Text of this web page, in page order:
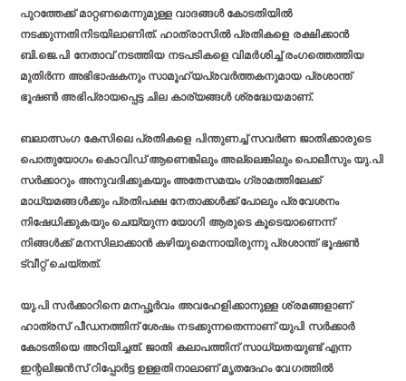
പുറത്തേക്ക് മാറ്റണമെന്നുമുള്ള വാദങ്ങള്‍ കോടതിയില്‍
നടക്കുന്നതിനിടയിലാണിത്. ഹാത്രാസില്‍ പ്രതികളെ രക്ഷിക്കാന്‍
ബി.ജെ.പി നേതാവ് നടത്തിയ നടപടികളെ വിമര്‍ശിച്ച് രംഗത്തെത്തിയ
മുതിര്‍ന്ന അഭിഭാഷകനും സാമൂഹ്യപ്രവര്‍ത്തകനുമായ പ്രശാന്ത്
ഭൂഷണ്‍ അഭിപ്രായപ്പെട്ട ചില കാര്യങ്ങള്‍ ശ്രദ്ധേയമാണ്.
ബലാത്സംഗ കേസിലെ പ്രതികളെ പിന്തുണച്ച് സവര്‍ണ ജാതിക്കാരുടെ
പൊതുയോഗം കൊവിഡ് ആണെങ്കിലും അല്ലെങ്കിലും പൊലീസും യു.പി
സര്‍ക്കാറും അനുവദിക്കുകയും അതേസമയം ഗ്രാമത്തിലേക്ക്
മാധ്യമങ്ങള്‍ക്കും പ്രതിപക്ഷ നേതാക്കള്‍ക്ക് പോലും പ്രവേശനം
നിഷേധിക്കുകയും ചെയ്യുന്ന യോഗി ആരുടെ കൂടെയാണെന്ന്
നിങ്ങള്‍ക്ക് മനസിലാക്കാന്‍ കഴിയുമെന്നായിരുന്നു പ്രശാന്ത് ഭൂഷണ്‍
ട്വീറ്റ് ചെയ്തത്.
യു.പി സര്‍ക്കാറിനെ മനപ്പൂര്‍വം അവഹേളിക്കാനുള്ള ശ്രമങ്ങളാണ്
ഹാത്രസ് പീഡനത്തിന് ശേഷം നടക്കുന്നതെന്നാണ് യുപി സര്‍ക്കാര്‍
കോടതിയെ അറിയിച്ചത്. ജാതി കലാപത്തിന് സാധ്യതയുണ്ട് എന്ന
ഇന്റലിജന്‍സ് റിപ്പോര്‍ട്ട ഉള്ളതിനാലാണ് മൃതദേഹം വേഗത്തില്‍